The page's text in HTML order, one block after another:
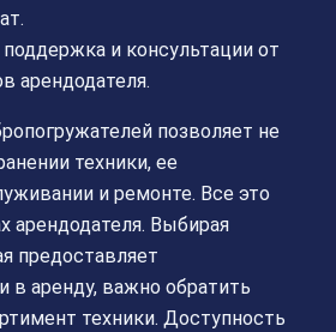
и консультации от
арендодателя.
позволяет не
техники, ее
и ремонте. Все это
арендодателя. Выбирая
предоставляет
в аренду, важно обратить
техники. Доступность